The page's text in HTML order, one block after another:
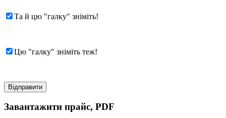
Та й цю "галку" зніміть!
Цю "галку" зніміть теж!
Завантажити прайс, PDF